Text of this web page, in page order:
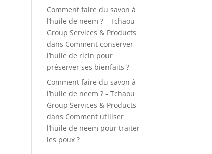
Comment faire du savon à
l’huile de neem ? - Tchaou
Group Services & Products
dans Comment conserver
l’huile de ricin pour
préserver ses bienfaits ?
Comment faire du savon à
l’huile de neem ? - Tchaou
Group Services & Products
dans Comment utiliser
l’huile de neem pour traiter
les poux ?